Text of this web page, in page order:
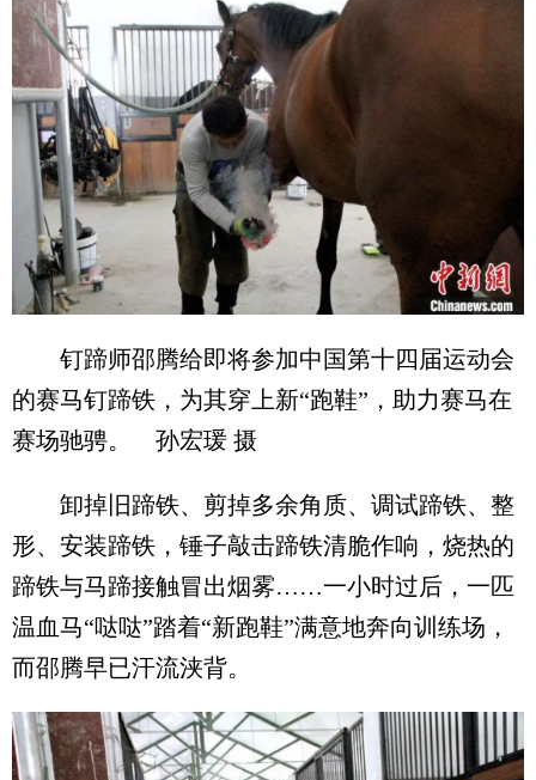
钉蹄师邵腾给即将参加中国第十四届运动会
的赛马钉蹄铁，为其穿上新“跑鞋”，助力赛马在
赛场驰骋。 孙宏瑗 摄
卸掉旧蹄铁、剪掉多余角质、调试蹄铁、整
形、安装蹄铁，锤子敲击蹄铁清脆作响，烧热的
蹄铁与马蹄接触冒出烟雾……一小时过后，一匹
温血马“哒哒”踏着“新跑鞋”满意地奔向训练场，
而邵腾早已汗流浃背。